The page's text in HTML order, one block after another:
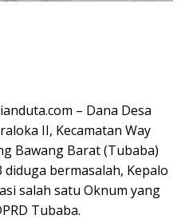
– Dana Desa
II, Kecamatan Way
Bawang Barat (Tubaba)
bermasalah, Kepalo
salah satu Oknum yang
Tubaba.